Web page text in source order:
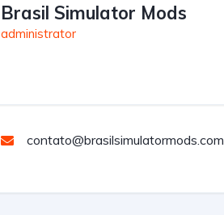
Brasil Simulator Mods
administrator
contato@brasilsimulatormods.com